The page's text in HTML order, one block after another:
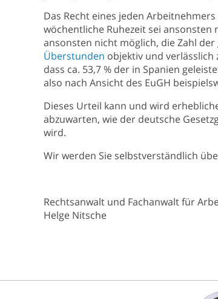
Das Recht eines jeden
wöchentliche Ruhezeit sei
ansonsten nicht möglich, die Zahl
Überstunden objektiv und verlässlich
dass ca. 53,7 % der in Spanien
also nach Ansicht des EuGH
Dieses Urteil kann und wird
abzuwarten, wie der deutsche
wird.
Wir werden Sie selbstverständlich
Rechtsanwalt und Fachanwalt für
Helge Nitsche